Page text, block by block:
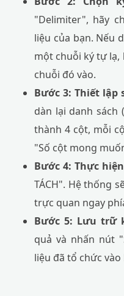
"Delimiter", hãy
liệu của bạn. Nếu
một chuỗi ký tự lạ,
chuỗi đó vào.
Bước 3: Thiết lập
dàn lại danh sách
thành 4 cột, mỗi
"Số cột mong
Bước 4: Thực
TÁCH". Hệ thống
trực quan ngay
Bước 5: Lưu trữ
quả và nhấn nút
liệu đã tổ chức